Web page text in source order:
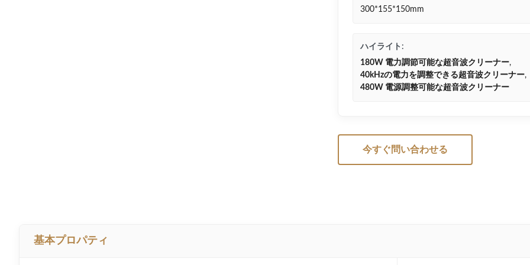
300*155*150mm
ハイライト:
180W 電力調節可能な超音波クリーナー,
40kHzの電力を調整できる超音波クリーナー,
480W 電源調整可能な超音波クリーナー
今すぐ問い合わせる
基本プロパティ